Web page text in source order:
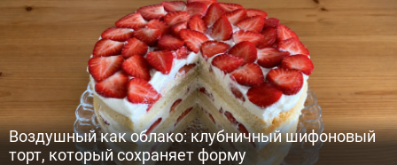
Воздушный как облако: клубничный шифоновый
торт, который сохраняет форму